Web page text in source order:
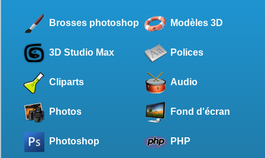
Brosses photoshop Modèles 3D
3D Studio Max Polices
Cliparts Audio
Photos Fond d'écran
Photoshop PHP